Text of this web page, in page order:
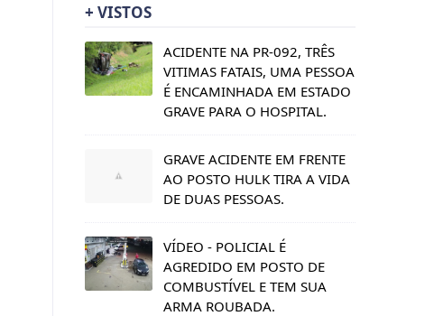
+ VISTOS
ACIDENTE NA PR-092, TRÊS
VITIMAS FATAIS, UMA PESSOA
É ENCAMINHADA EM ESTADO
GRAVE PARA O HOSPITAL.
GRAVE ACIDENTE EM FRENTE
AO POSTO HULK TIRA A VIDA
DE DUAS PESSOAS.
VÍDEO - POLICIAL É
AGREDIDO EM POSTO DE
COMBUSTÍVEL E TEM SUA
ARMA ROUBADA.